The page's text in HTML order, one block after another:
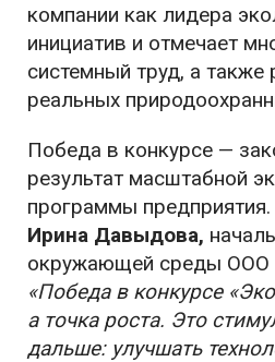
компании как лидера
инициатив и отмечает
системный труд, а также
реальных
Победа в конкурсе —
результат масштабной
программы
Ирина Давыдова,
окружающей среды ООО
«Победа в конкурсе
а точка роста. Это
дальше: улучшать